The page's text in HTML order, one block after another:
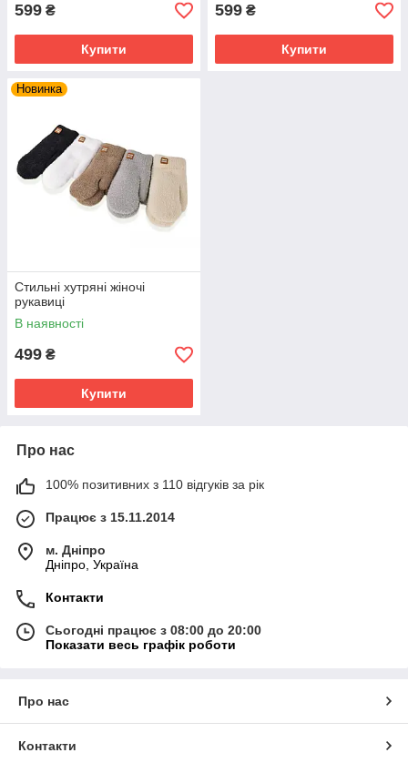
599 ₴
Купити
599 ₴
Купити
Новинка
Стильні хутряні жіночі
рукавиці
В наявності
499 ₴
Купити
Про нас
100% позитивних з 110 відгуків за рік
Працює з 15.11.2014
м. Дніпро
Дніпро, Україна
Контакти
Сьогодні працює з 08:00 до 20:00
Показати весь графік роботи
Про нас
Контакти